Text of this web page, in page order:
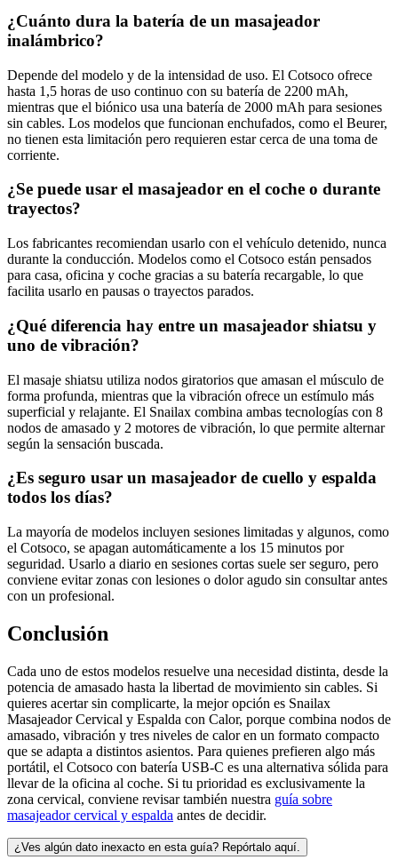
¿Cuánto dura la batería de un masajeador
inalámbrico?
Depende del modelo y de la intensidad de uso. El Cotsoco ofrece
hasta 1,5 horas de uso continuo con su batería de 2200 mAh,
mientras que el biónico usa una batería de 2000 mAh para sesiones
sin cables. Los modelos que funcionan enchufados, como el Beurer,
no tienen esta limitación pero requieren estar cerca de una toma de
corriente.
¿Se puede usar el masajeador en el coche o durante
trayectos?
Los fabricantes recomiendan usarlo con el vehículo detenido, nunca
durante la conducción. Modelos como el Cotsoco están pensados
para casa, oficina y coche gracias a su batería recargable, lo que
facilita usarlo en pausas o trayectos parados.
¿Qué diferencia hay entre un masajeador shiatsu y
uno de vibración?
El masaje shiatsu utiliza nodos giratorios que amasan el músculo de
forma profunda, mientras que la vibración ofrece un estímulo más
superficial y relajante. El Snailax combina ambas tecnologías con 8
nodos de amasado y 2 motores de vibración, lo que permite alternar
según la sensación buscada.
¿Es seguro usar un masajeador de cuello y espalda
todos los días?
La mayoría de modelos incluyen sesiones limitadas y algunos, como
el Cotsoco, se apagan automáticamente a los 15 minutos por
seguridad. Usarlo a diario en sesiones cortas suele ser seguro, pero
conviene evitar zonas con lesiones o dolor agudo sin consultar antes
con un profesional.
Conclusión
Cada uno de estos modelos resuelve una necesidad distinta, desde la
potencia de amasado hasta la libertad de movimiento sin cables. Si
quieres acertar sin complicarte, la mejor opción es Snailax
Masajeador Cervical y Espalda con Calor, porque combina nodos de
amasado, vibración y tres niveles de calor en un formato compacto
que se adapta a distintos asientos. Para quienes prefieren algo más
portátil, el Cotsoco con batería USB-C es una alternativa sólida para
llevar de la oficina al coche. Si tu prioridad es exclusivamente la
zona cervical, conviene revisar también nuestra guía sobre
masajeador cervical y espalda antes de decidir.
¿Ves algún dato inexacto en esta guía? Repórtalo aquí.